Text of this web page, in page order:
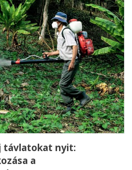
távlatokat nyit:
a